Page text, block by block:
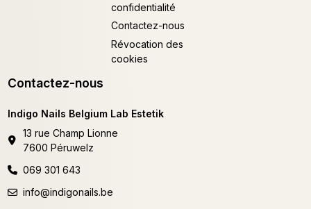
confidentialité
Contactez-nous
Révocation des
cookies
Contactez-nous
Indigo Nails Belgium Lab Estetik
13 rue Champ Lionne
7600 Péruwelz
069 301 643
info@indigonails.be